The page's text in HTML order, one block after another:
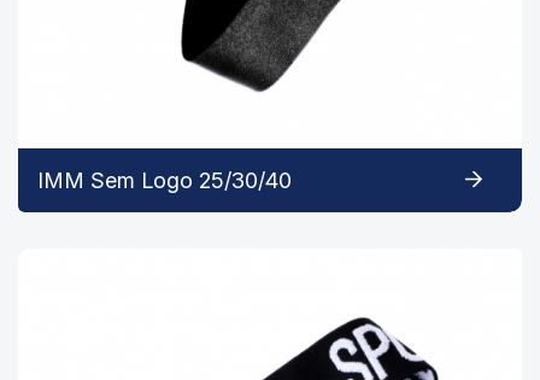
IMM Sem Logo 25/30/40